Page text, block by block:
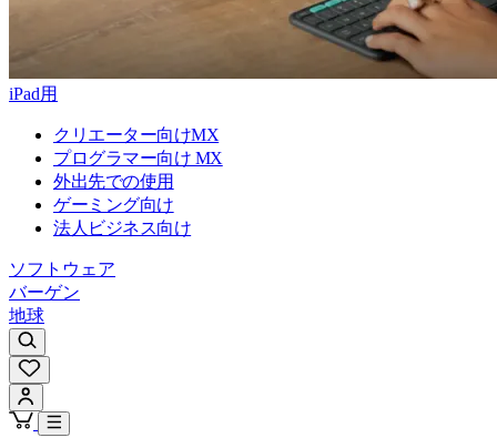
iPad用
クリエーター向けMX
プログラマー向け MX
外出先での使用
ゲーミング向け
法人ビジネス向け
ソフトウェア
バーゲン
地球